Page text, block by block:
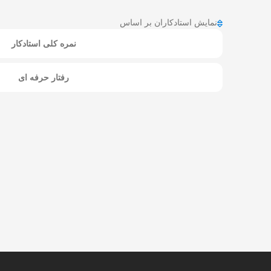
نمایش استادکاران بر اساس
نمره کلی استادکار
رفتار حرفه ای